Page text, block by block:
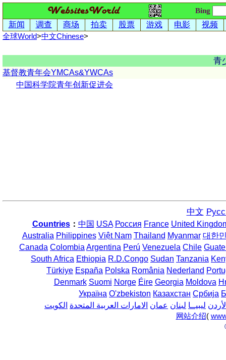
Bing
新闻 调查 商场 拍卖 股票 游戏 电影 视频
全球World>中文Chinese>
青
基督教青年会YMCAs&YWCAs
中国科学院青年创新促进会
中文
Countries： 中国 USA Россия France United
Australia Philippines Việt Nam Thailand Myanmar 대한
Canada Colombia Argentina Perú Venezuela Chile
South Africa Ethiopia R.D.Congo Sudan Tanzania
Türkiye España Polska România Nederland
Denmark Suomi Norge Éire Georgia Moldova
Україна O'zbekiston Казахстан Србија
ليبيــا لبنان عمان الامارات العربية المتحدة الكويت
网站介绍(